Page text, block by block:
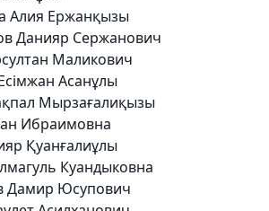
Алия Ержанқызы
Данияр Сержанович
Маликович
Асанұлы
Мырзағалиқызы
Ибраимовна
Қуанғалиұлы
Куандыковна
Дамир Юсупович